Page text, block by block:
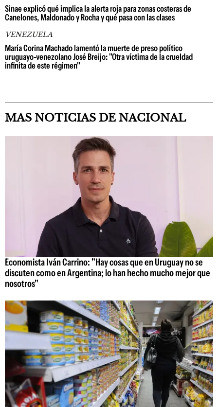
Sinae explicó qué implica la alerta roja para zonas costeras de
Canelones, Maldonado y Rocha y qué pasa con las clases
VENEZUELA
María Corina Machado lamentó la muerte de preso político
uruguayo-venezolano José Breijo: "Otra víctima de la crueldad
infinita de este régimen"
MAS NOTICIAS DE NACIONAL
Economista Iván Carrino: "Hay cosas que en Uruguay no se
discuten como en Argentina; lo han hecho mucho mejor que
nosotros"